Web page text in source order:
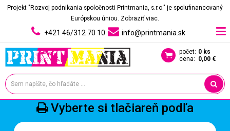
Projekt "Rozvoj podnikania spoločnosti Printmania, s.r.o." je spolufinancovaný
Európskou úniou. Zobraziť viac.
+421 46/312 70 10 info@printmania.sk
počet: 0 ks
cena: 0,00 €
Vyberte si tlačiareň podľa